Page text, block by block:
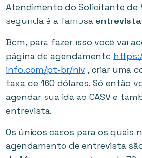
Atendimento do Solicitante de
segunda é a famosa entrevista.
Bom, para fazer isso você vai
página de agendamento
info.com/pt-br/niv , criar uma
taxa de 160 dólares. Só então
agendar sua ida ao CASV e
entrevista.
Os únicos casos para os quais
agendamento de entrevista